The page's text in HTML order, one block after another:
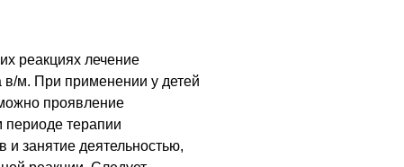
реакциях лечение
в/м. При применении у детей
проявление
периоде терапии
и занятие деятельностью,